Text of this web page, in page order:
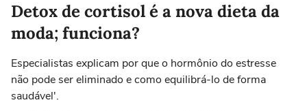
Detox de cortisol é a nova dieta da
moda; funciona?
Especialistas explicam por que o hormônio do estresse
não pode ser eliminado e como equilibrá-lo de forma
saudável'.